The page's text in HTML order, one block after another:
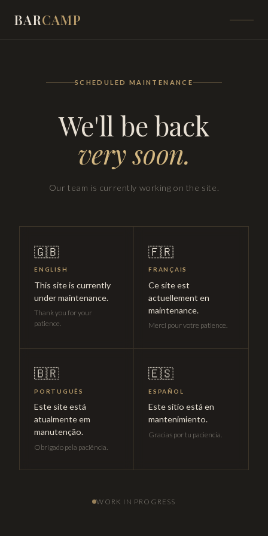
BARCAMP
SCHEDULED MAINTENANCE
We'll be back
very soon.
Our team is currently working on the site.
🇬🇧
ENGLISH
This site is currently
under maintenance.
Thank you for your
patience.
🇫🇷
FRANÇAIS
Ce site est
actuellement en
maintenance.
Merci pour votre patience.
🇧🇷
PORTUGUÊS
Este site está
atualmente em
manutenção.
Obrigado pela paciência.
🇪🇸
ESPAÑOL
Este sitio está en
mantenimiento.
Gracias por tu paciencia.
WORK IN PROGRESS